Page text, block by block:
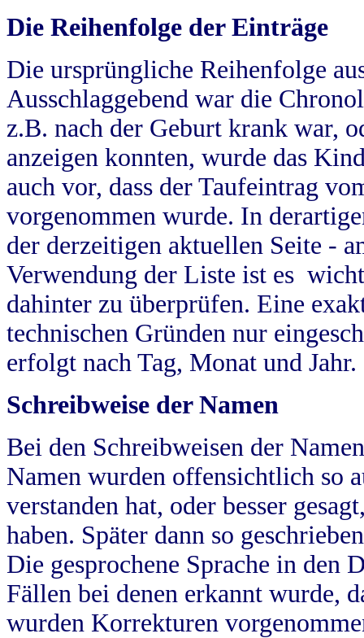
Die Reihenfolge der Einträge
Die ursprüngliche Reihenfolge
Ausschlaggebend war die
z.B. nach der Geburt krank war,
anzeigen konnten, wurde das
auch vor, dass der Taufeintrag
vorgenommen wurde. In
der derzeitigen aktuellen Seite -
Verwendung der Liste ist es
dahinter zu überprüfen. Eine
technischen Gründen nur
erfolgt nach Tag, Monat und Jahr.
Schreibweise der Namen
Bei den Schreibweisen der
Namen wurden offensichtlich so
verstanden hat, oder besser
haben. Später dann so
Die gesprochene Sprache in
Fällen bei denen erkannt wurde,
wurden Korrekturen